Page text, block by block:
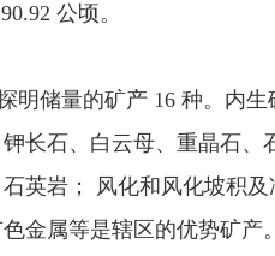
公顷。
明储量的矿产 16 种。内生
长石、白云母、重晶石、
英岩； 风化和风化坡积及
金属等是辖区的优势矿产